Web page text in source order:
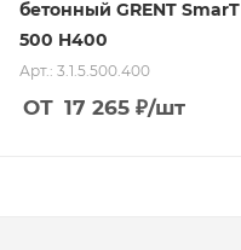
бетонный GRENT SmarT
500 H400
Арт.: 3.1.5.500.400
ОТ 17 265 ₽/шт